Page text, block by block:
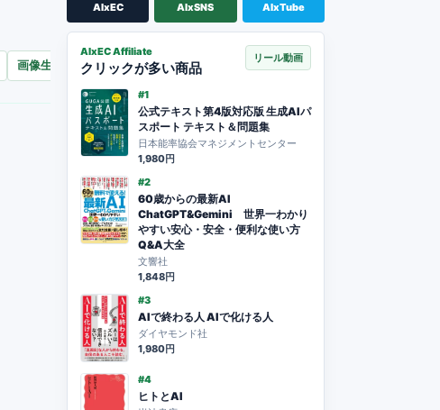
画像生成AI GPS DeFi 生成AI
AIxEC AIxSNS AIxTube
AIxEC Affiliate
クリックが多い商品
リール動画
#1
公式テキスト第4版対応版 生成AIパ
スポート テキスト＆問題集
日本能率協会マネジメントセンター
1,980円
#2
60歳からの最新AI
ChatGPT&Gemini 世界一わかり
やすい安心・安全・便利な使い方
Q&A大全
文響社
1,848円
#3
AIで終わる人 AIで化ける人
ダイヤモンド社
1,980円
#4
ヒトとAI